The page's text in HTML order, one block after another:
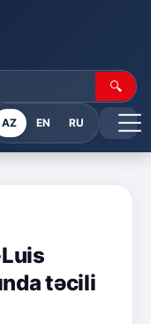
🔍
AZ EN RU
təcili